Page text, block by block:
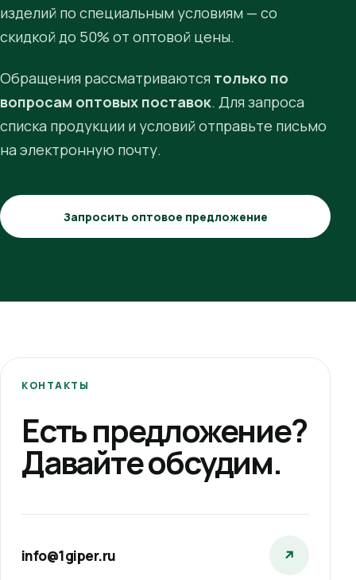
изделий по специальным условиям — со
скидкой до 50% от оптовой цены.
Обращения рассматриваются только по
вопросам оптовых поставок. Для запроса
списка продукции и условий отправьте письмо
на электронную почту.
Запросить оптовое предложение
КОНТАКТЫ
Есть предложение?
Давайте обсудим.
info@1giper.ru ↗